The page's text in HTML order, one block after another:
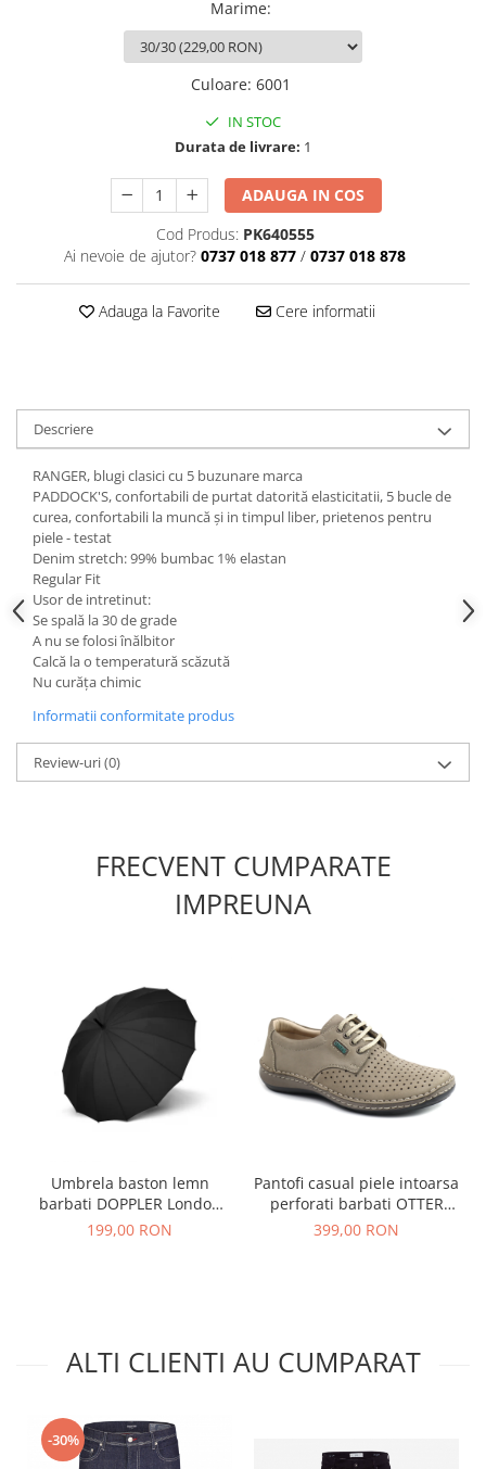
Marime:
Culoare: 6001
IN STOC
Durata de livrare: 1
ADAUGA IN COS
Cod Produs: PK640555
Ai nevoie de ajutor? 0737 018 877 / 0737 018 878
Adauga la Favorite Cere informatii
Descriere
RANGER, blugi clasici cu 5 buzunare marca
PADDOCK'S, confortabili de purtat datorită elasticitatii, 5 bucle de
curea, confortabili la muncă și in timpul liber, prietenos pentru
piele - testat
Denim stretch: 99% bumbac 1% elastan
Regular Fit
Usor de intretinut:
Se spală la 30 de grade
A nu se folosi înălbitor
Calcă la o temperatură scăzută
Nu curăța chimic
Informatii conformitate produs
Review-uri(0)
FRECVENT CUMPARATE
IMPREUNA
Umbrela baston lemn
barbati DOPPLER London
negru
199,00 RON
Pantofi casual piele intoarsa
perforati barbati OTTER
OT9554 bej inchis
399,00 RON
ALTI CLIENTI AU CUMPARAT
-30%